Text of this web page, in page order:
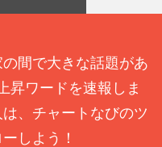
間で大きな話題があ
昇ワードを速報しま
、チャートなびのツ
しよう！